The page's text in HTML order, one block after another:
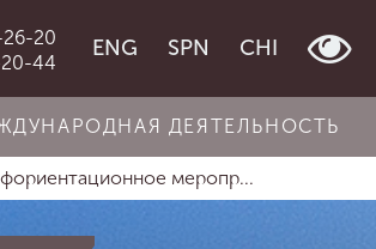
26-20
20-44
ENG SPN CHI
ДЕЯТЕЛЬНОСТЬ
меропр...